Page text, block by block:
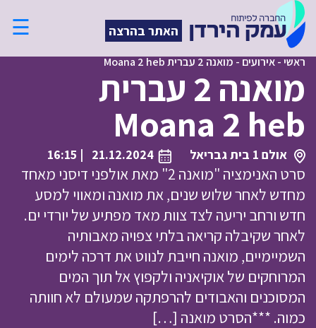
האתר בהרצה ☰
ראשי-אירועים - מואנה 2 עברית Moana 2 heb
מואנה 2 עברית
Moana 2 heb
אולם 1 בית גבריאל 21.12.2024
| 16:15
סרט האנימציה "מואנה 2" מאת אולפני דיסני מאחד
מחדש לאחר שלוש שנים, את מואנה ומאווי למסע
חדש ורחב יריעה לצד צוות מאד מפתיע של יורדי ים.
לאחר שקיבלה קריאה בלתי צפויה מאבותיה
השמיימיים, מואנה חייבת לנווט את דרכה לימים
המרוחקים של אוקיאניה ולקפוץ אל תוך המים
המסוכנים והאבודים להרפתקה שמעולם לא חוותה
כמוה. ***הסרט מואנה […]